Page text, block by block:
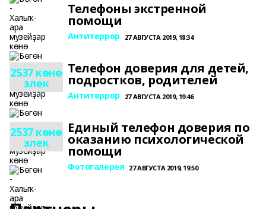
Телефоны экстренной
помощи
Антитеррор 27 АВГУСТА 2019, 18:34
2537 көнө
элек
Телефон доверия для детей,
подростков, родителей
Антитеррор 27 АВГУСТА 2019, 19:46
2537 көнө
элек
Единый телефон доверия по
оказанию психологической
помощи
Фотогалерея 27 АВГУСТА 2019, 19:50